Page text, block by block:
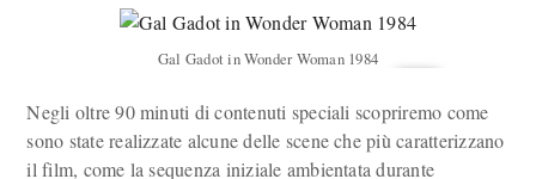
Gal Gadot in Wonder Woman 1984
Negli oltre 90 minuti di contenuti speciali scopriremo come
sono state realizzate alcune delle scene che più caratterizzano
il film, come la sequenza iniziale ambientata durante